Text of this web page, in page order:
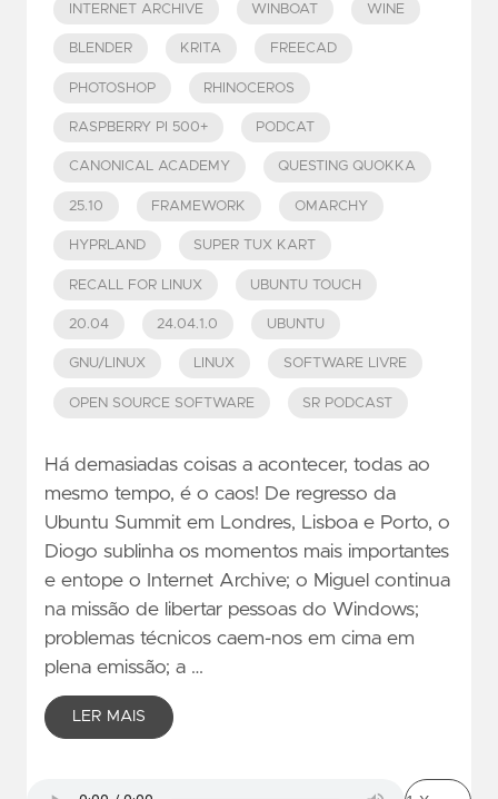
INTERNET ARCHIVE WINBOAT WINE
BLENDER KRITA FREECAD
PHOTOSHOP RHINOCEROS
RASPBERRY PI 500+ PODCAT
CANONICAL ACADEMY QUESTING QUOKKA
25.10 FRAMEWORK OMARCHY
HYPRLAND SUPER TUX KART
RECALL FOR LINUX UBUNTU TOUCH
20.04 24.04.1.0 UBUNTU
GNU/LINUX LINUX SOFTWARE LIVRE
OPEN SOURCE SOFTWARE SR PODCAST
Há demasiadas coisas a acontecer, todas ao
mesmo tempo, é o caos! De regresso da
Ubuntu Summit em Londres, Lisboa e Porto, o
Diogo sublinha os momentos mais importantes
e entope o Internet Archive; o Miguel continua
na missão de libertar pessoas do Windows;
problemas técnicos caem-nos em cima em
plena emissão; a …
LER MAIS